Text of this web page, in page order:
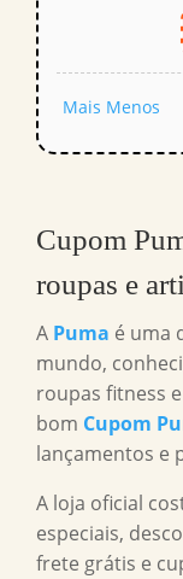
Mais Menos
Cupom
roupas e
A Puma é uma
mundo,
roupas fitness
bom Cupom
lançamentos e
A loja oficial
especiais,
frete grátis e